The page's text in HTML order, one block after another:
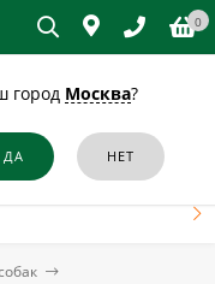
город Москва?
0
кошек в Красноярске